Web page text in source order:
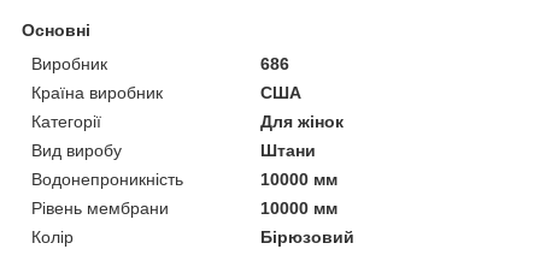
Основні
Виробник
686
Країна виробник
США
Категорії
Для жінок
Вид виробу
Штани
Водонепроникність
10000 мм
Рівень мембрани
10000 мм
Колір
Бірюзовий